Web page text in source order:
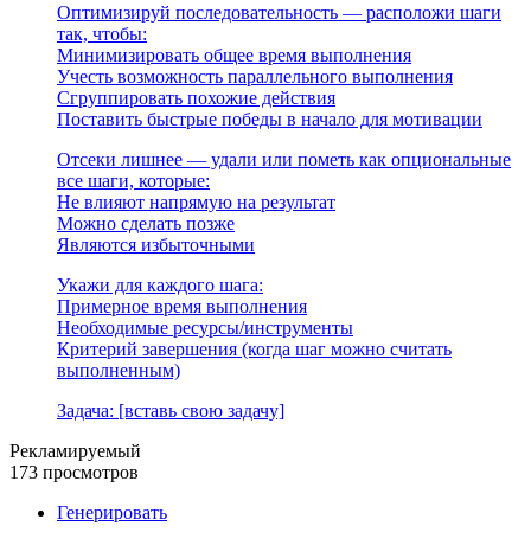
Оптимизируй последовательность — расположи шаги
так, чтобы:
Минимизировать общее время выполнения
Учесть возможность параллельного выполнения
Сгруппировать похожие действия
Поставить быстрые победы в начало для мотивации
Отсеки лишнее — удали или пометь как опциональные
все шаги, которые:
Не влияют напрямую на результат
Можно сделать позже
Являются избыточными
Укажи для каждого шага:
Примерное время выполнения
Необходимые ресурсы/инструменты
Критерий завершения (когда шаг можно считать
выполненным)
Задача: [вставь свою задачу]
Рекламируемый
173 просмотров
Генерировать